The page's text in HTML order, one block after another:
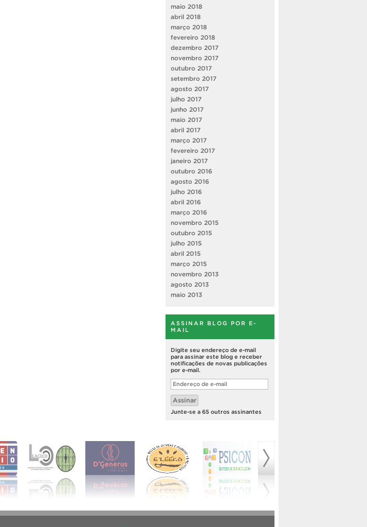
maio 2018
abril 2018
março 2018
fevereiro 2018
dezembro 2017
novembro 2017
outubro 2017
setembro 2017
agosto 2017
julho 2017
junho 2017
maio 2017
abril 2017
março 2017
fevereiro 2017
janeiro 2017
outubro 2016
agosto 2016
julho 2016
abril 2016
março 2016
novembro 2015
outubro 2015
julho 2015
abril 2015
março 2015
novembro 2013
agosto 2013
maio 2013
ASSINAR BLOG POR E-
MAIL
Digite seu endereço de e-mail
para assinar este blog e receber
notificações de novas publicações
por e-mail.
Endereço
de
e-
mail
Assinar
Junte-se a 65 outros assinantes